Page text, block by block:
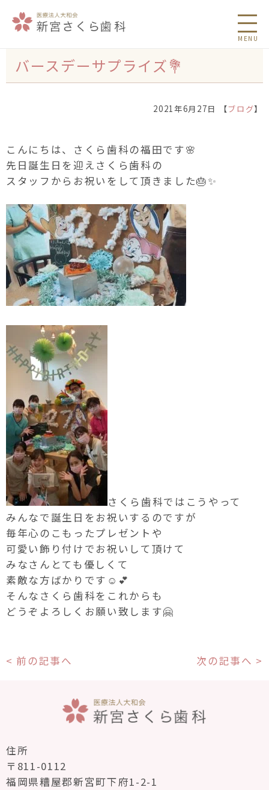
MENU
バースデーサプライズ💐
2021年6月27日 【ブログ】
こんにちは、さくら歯科の福田です🌸
先日誕生日を迎えさくら歯科の
スタッフからお祝いをして頂きました🎂✨
さくら歯科ではこうやって
みんなで誕生日をお祝いするのですが
毎年心のこもったプレゼントや
可愛い飾り付けでお祝いして頂けて
みなさんとても優しくて
素敵な方ばかりです☺️💕
そんなさくら歯科をこれからも
どうぞよろしくお願い致します🤗
< 前の記事へ 次の記事へ >
住所
〒811-0112
福岡県糟屋郡新宮町下府1-2-1